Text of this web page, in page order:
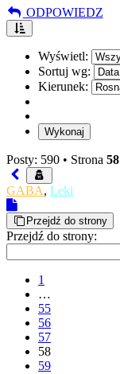
ODPOWIEDZ
Wyświetl:
Sortuj wg:
Kierunek:
Posty: 590 • Strona 58
GABA, Leki
Przejdź do strony
Przejdź do strony:
1
…
55
56
57
58
59